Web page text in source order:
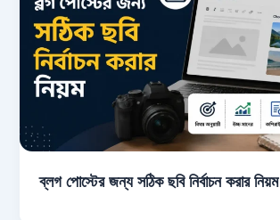
ব্লগ পোস্টের জন্য সঠিক ছবি নির্বাচন করার নিয়ম